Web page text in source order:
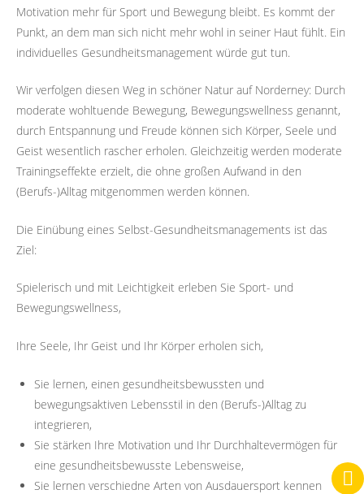
Motivation mehr für Sport und Bewegung bleibt. Es kommt der
Punkt, an dem man sich nicht mehr wohl in seiner Haut fühlt. Ein
individuelles Gesundheitsmanagement würde gut tun.
Wir verfolgen diesen Weg in schöner Natur auf Norderney: Durch
moderate wohltuende Bewegung, Bewegungswellness genannt,
durch Entspannung und Freude können sich Körper, Seele und
Geist wesentlich rascher erholen. Gleichzeitig werden moderate
Trainingseffekte erzielt, die ohne großen Aufwand in den
(Berufs-)Alltag mitgenommen werden können.
Die Einübung eines Selbst-Gesundheitsmanagements ist das
Ziel:
Spielerisch und mit Leichtigkeit erleben Sie Sport- und
Bewegungswellness,
Ihre Seele, Ihr Geist und Ihr Körper erholen sich,
Sie lernen, einen gesundheitsbewussten und
bewegungsaktiven Lebensstil in den (Berufs-)Alltag zu
integrieren,
Sie stärken Ihre Motivation und Ihr Durchhaltevermögen für
eine gesundheitsbewusste Lebensweise,
Sie lernen verschiedne Arten von Ausdauersport kennen